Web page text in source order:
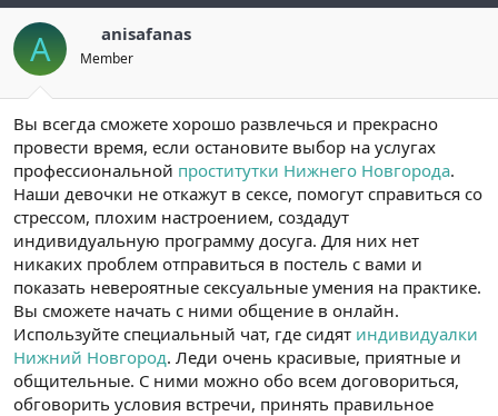
A anisafanas
Member
Вы всегда сможете хорошо развлечься и прекрасно
провести время, если остановите выбор на услугах
профессиональной проститутки Нижнего Новгорода.
Наши девочки не откажут в сексе, помогут справиться со
стрессом, плохим настроением, создадут
индивидуальную программу досуга. Для них нет
никаких проблем отправиться в постель с вами и
показать невероятные сексуальные умения на практике.
Вы сможете начать с ними общение в онлайн.
Используйте специальный чат, где сидят индивидуалки
Нижний Новгород. Леди очень красивые, приятные и
общительные. С ними можно обо всем договориться,
обговорить условия встречи, принять правильное